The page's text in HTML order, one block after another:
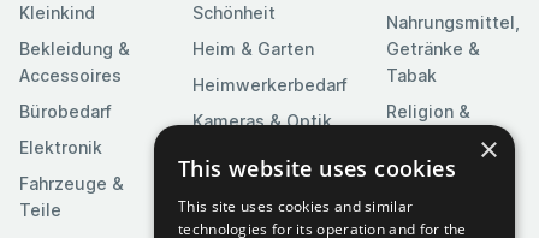
Kleinkind
Bekleidung &
Accessoires
Bürobedarf
Elektronik
Fahrzeuge &
Teile
Schönheit
Heim & Garten
Heimwerkerbedarf
Kameras & Optik
Kunst &
Unterhaltung
Medien
Nahrungsmittel,
Getränke &
Tabak
Religion &
Feierlichkeiten
Software
Spielzeuge &
×
This website uses cookies
This site uses cookies and similar
technologies for its operation and for the